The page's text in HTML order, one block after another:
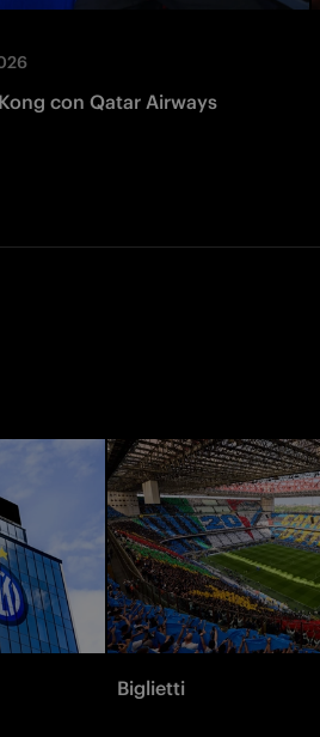
con Qatar Airways
Biglietti